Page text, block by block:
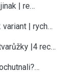
tipy a návody
| re…
| rych…
|4 rec…